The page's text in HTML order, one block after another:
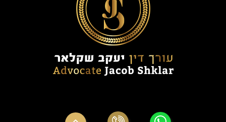
© כל הזכויות שמורות עורך דין פלילי יעקב שקלאר